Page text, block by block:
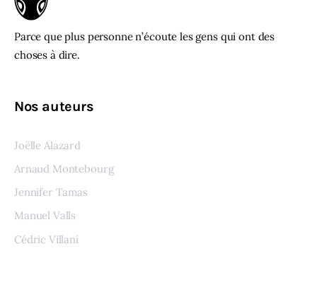
Parce que plus personne n’écoute les gens qui ont des
choses à dire.
Nos auteurs
Joëlle Alazard
Arnaud Montebourg
Jennifer Tamas
Manuel Valls
Cédric Villani